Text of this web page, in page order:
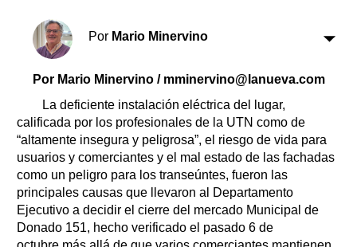
Horóscopo
Suplementos
Servicios
Farmacias
Transportes
Loterías
Datos Útiles
Fúnebres
Teléfonos de urgencia
Por Mario Minervino
Por Mario Minervino / mminervino@lanueva.com
La deficiente instalación eléctrica del lugar,
calificada por los profesionales de la UTN como de
“altamente insegura y peligrosa”, el riesgo de vida para
usuarios y comerciantes y el mal estado de las fachadas
como un peligro para los transeúntes, fueron las
principales causas que llevaron al Departamento
Ejecutivo a decidir el cierre del mercado Municipal de
Donado 151, hecho verificado el pasado 6 de